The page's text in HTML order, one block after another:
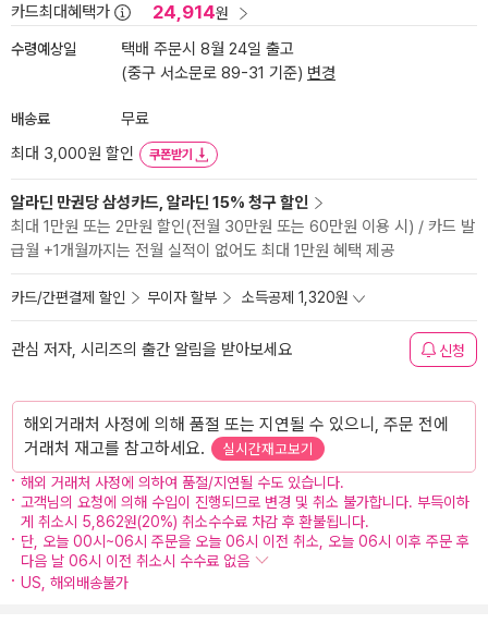
카드최대혜택가 24,914원
수령예상일
택배 주문시 8월 24일 출고
(중구 서소문로 89-31 기준) 변경
배송료
무료
최대 3,000원 할인
쿠폰받기
알라딘 만권당 삼성카드, 알라딘 15% 청구 할인
최대 1만원 또는 2만원 할인(전월 30만원 또는 60만원 이용 시) / 카드 발
급월 +1개월까지는 전월 실적이 없어도 최대 1만원 혜택 제공
카드/간편결제 할인 무이자 할부 소득공제 1,320원
관심 저자, 시리즈의 출간 알림을 받아보세요 신청
해외거래처 사정에 의해 품절 또는 지연될 수 있으니, 주문 전에
거래처 재고를 참고하세요.
실시간재고보기
해외 거래처 사정에 의하여 품절/지연될 수도 있습니다.
고객님의 요청에 의해 수입이 진행되므로 변경 및 취소 불가합니다. 부득이하
게 취소시 5,862원(20%) 취소수수료 차감 후 환불됩니다.
단, 오늘 00시~06시 주문을 오늘 06시 이전 취소, 오늘 06시 이후 주문 후
다음 날 06시 이전 취소시 수수료 없음
US, 해외배송불가